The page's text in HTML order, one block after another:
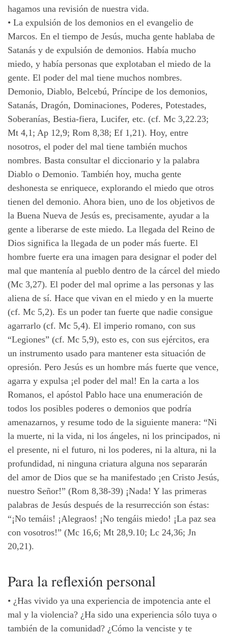
hagamos una revisión de nuestra vida.
• La expulsión de los demonios en el evangelio de
Marcos. En el tiempo de Jesús, mucha gente hablaba de
Satanás y de expulsión de demonios. Había mucho
miedo, y había personas que explotaban el miedo de la
gente. El poder del mal tiene muchos nombres.
Demonio, Diablo, Belcebú, Príncipe de los demonios,
Satanás, Dragón, Dominaciones, Poderes, Potestades,
Soberanías, Bestia-fiera, Lucifer, etc. (cf. Mc 3,22.23;
Mt 4,1; Ap 12,9; Rom 8,38; Ef 1,21). Hoy, entre
nosotros, el poder del mal tiene también muchos
nombres. Basta consultar el diccionario y la palabra
Diablo o Demonio. También hoy, mucha gente
deshonesta se enriquece, explorando el miedo que otros
tienen del demonio. Ahora bien, uno de los objetivos de
la Buena Nueva de Jesús es, precisamente, ayudar a la
gente a liberarse de este miedo. La llegada del Reino de
Dios significa la llegada de un poder más fuerte. El
hombre fuerte era una imagen para designar el poder del
mal que mantenía al pueblo dentro de la cárcel del miedo
(Mc 3,27). El poder del mal oprime a las personas y las
aliena de sí. Hace que vivan en el miedo y en la muerte
(cf. Mc 5,2). Es un poder tan fuerte que nadie consigue
agarrarlo (cf. Mc 5,4). El imperio romano, con sus
“Legiones” (cf. Mc 5,9), esto es, con sus ejércitos, era
un instrumento usado para mantener esta situación de
opresión. Pero Jesús es un hombre más fuerte que vence,
agarra y expulsa ¡el poder del mal! En la carta a los
Romanos, el apóstol Pablo hace una enumeración de
todos los posibles poderes o demonios que podría
amenazarnos, y resume todo de la siguiente manera: “Ni
la muerte, ni la vida, ni los ángeles, ni los principados, ni
el presente, ni el futuro, ni los poderes, ni la altura, ni la
profundidad, ni ninguna criatura alguna nos separarán
del amor de Dios que se ha manifestado ¡en Cristo Jesús,
nuestro Señor!” (Rom 8,38-39) ¡Nada! Y las primeras
palabras de Jesús después de la resurrección son éstas:
“¡No temáis! ¡Alegraos! ¡No tengáis miedo! ¡La paz sea
con vosotros!” (Mc 16,6; Mt 28,9.10; Lc 24,36; Jn
20,21).
Para la reflexión personal
• ¿Has vivido ya una experiencia de impotencia ante el
mal y la violencia? ¿Ha sido una experiencia sólo tuya o
también de la comunidad? ¿Cómo la venciste y te